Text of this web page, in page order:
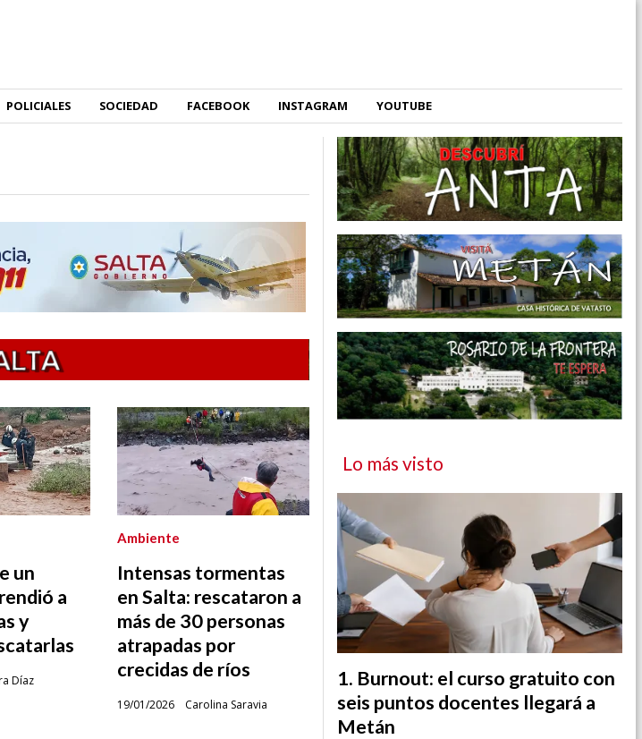
POLICIALES SOCIEDAD FACEBOOK INSTAGRAM YOUTUBE
un
a
y
Díaz
Intensas tormentas
en Salta: rescataron a
más de 30 personas
atrapadas por
crecidas de ríos
Carolina Saravia
Ambiente
19/01/2026
Lo más visto
Burnout: el curso gratuito con
seis puntos docentes llegará a
Metán